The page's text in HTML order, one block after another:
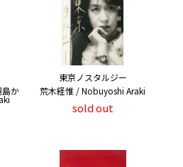
か
東京ノスタルジー
荒木経惟 / Nobuyoshi Araki
sold out